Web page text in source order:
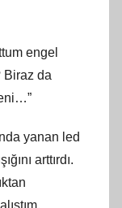
engel
Biraz da
yanan led
arttırdı.